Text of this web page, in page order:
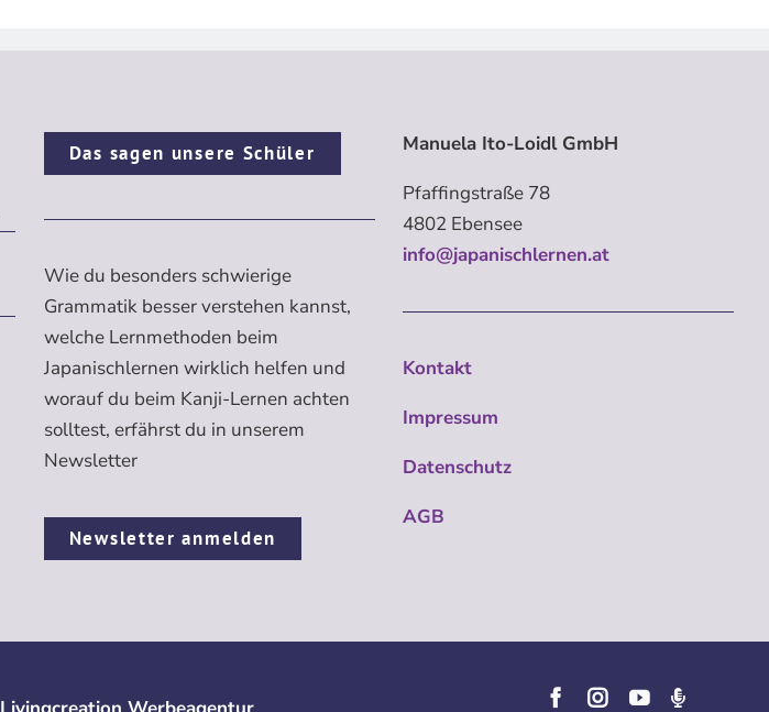
Das sagen unsere Schüler
Wie du besonders schwierige
Grammatik besser verstehen kannst,
welche Lernmethoden beim
Japanischlernen wirklich helfen und
worauf du beim Kanji-Lernen achten
solltest, erfährst du in unserem
Newsletter
Newsletter anmelden
Manuela Ito-Loidl GmbH
Pfaffingstraße 78
4802 Ebensee
info@japanischlernen.at
Kontakt
Impressum
Datenschutz
AGB